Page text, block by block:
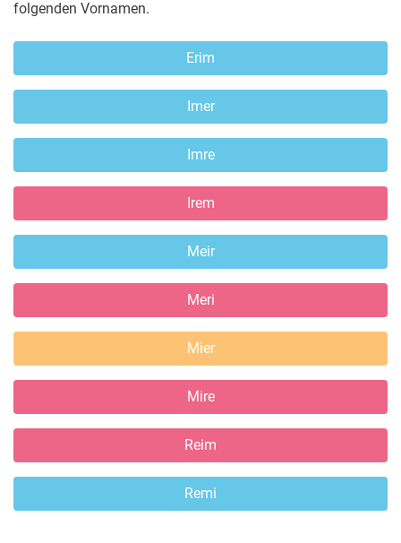
folgenden Vornamen.
Erim
Imer
Imre
Irem
Meir
Meri
Mier
Mire
Reim
Remi